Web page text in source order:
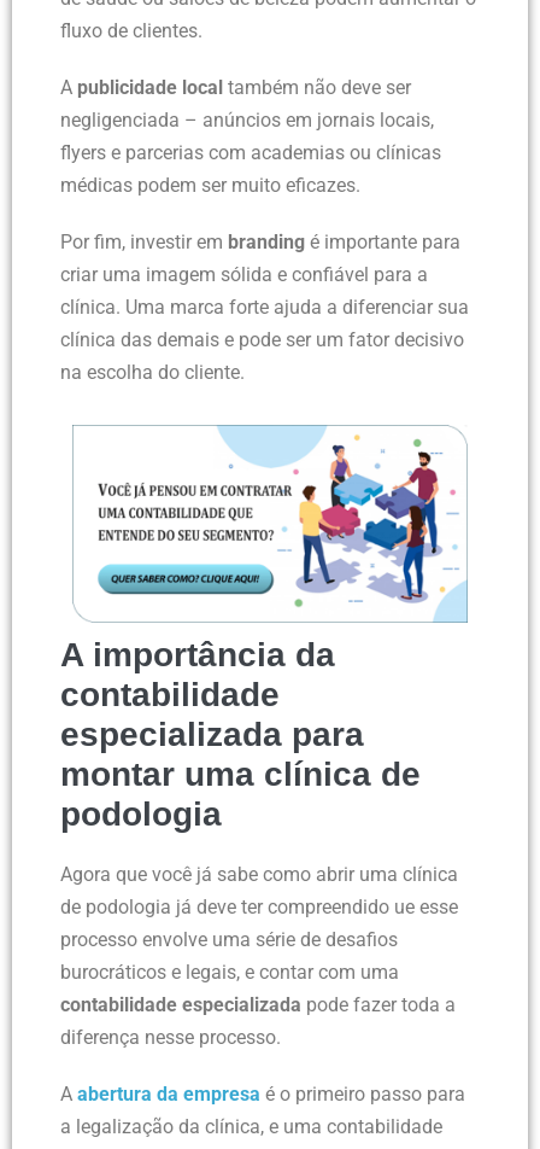
fluxo de clientes.
A publicidade local também não deve ser
negligenciada – anúncios em jornais locais,
flyers e parcerias com academias ou clínicas
médicas podem ser muito eficazes.
Por fim, investir em branding é importante para
criar uma imagem sólida e confiável para a
clínica. Uma marca forte ajuda a diferenciar sua
clínica das demais e pode ser um fator decisivo
na escolha do cliente.
A importância da
contabilidade
especializada para
montar uma clínica de
podologia
Agora que você já sabe como abrir uma clínica
de podologia já deve ter compreendido ue esse
processo envolve uma série de desafios
burocráticos e legais, e contar com uma
contabilidade especializada pode fazer toda a
diferença nesse processo.
A abertura da empresa é o primeiro passo para
a legalização da clínica, e uma contabilidade